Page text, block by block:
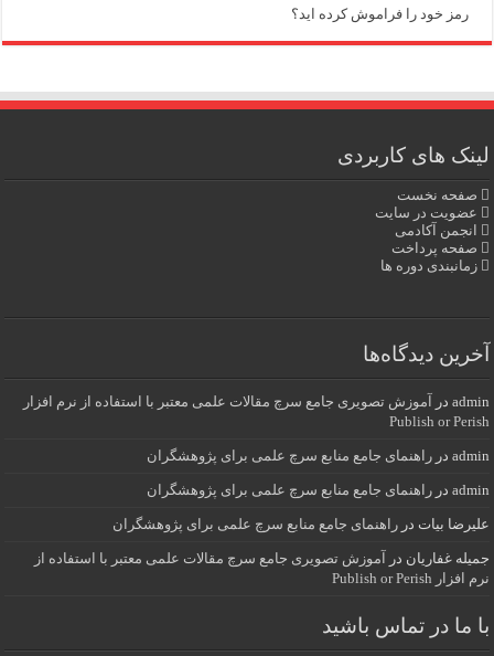
رمز خود را فراموش کرده اید؟
لینک های کاربردی
صفحه نخست
عضویت در سایت
انجمن آکادمی
صفحه پرداخت
زمانبندی دوره ها
آخرین دیدگاه‌ها
admin در
آموزش تصویری جامع سرچ مقالات علمی معتبر با استفاده از نرم افزار
Publish or Perish
admin درراهنمای جامع منابع سرچ علمی برای پژوهشگران
admin درراهنمای جامع منابع سرچ علمی برای پژوهشگران
علیرضا بیات درراهنمای جامع منابع سرچ علمی برای پژوهشگران
جمیله غفاریان در
آموزش تصویری جامع سرچ مقالات علمی معتبر با استفاده از
نرم افزار Publish or Perish
با ما در تماس باشید